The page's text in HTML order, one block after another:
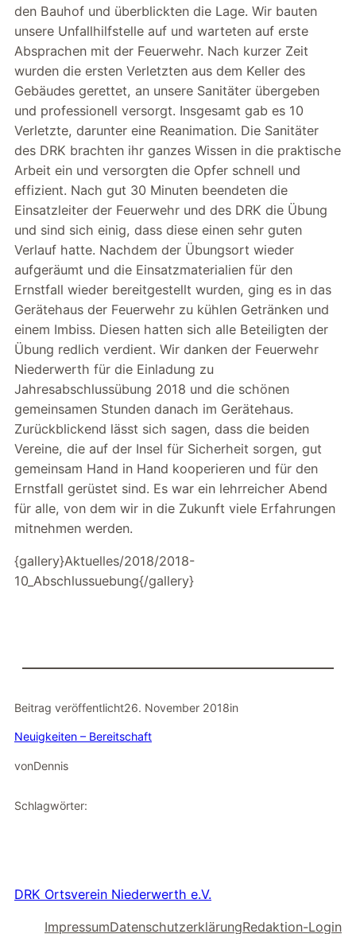
den Bauhof und überblickten die Lage. Wir bauten
unsere Unfallhilfstelle auf und warteten auf erste
Absprachen mit der Feuerwehr. Nach kurzer Zeit
wurden die ersten Verletzten aus dem Keller des
Gebäudes gerettet, an unsere Sanitäter übergeben
und professionell versorgt. Insgesamt gab es 10
Verletzte, darunter eine Reanimation. Die Sanitäter
des DRK brachten ihr ganzes Wissen in die praktische
Arbeit ein und versorgten die Opfer schnell und
effizient. Nach gut 30 Minuten beendeten die
Einsatzleiter der Feuerwehr und des DRK die Übung
und sind sich einig, dass diese einen sehr guten
Verlauf hatte. Nachdem der Übungsort wieder
aufgeräumt und die Einsatzmaterialien für den
Ernstfall wieder bereitgestellt wurden, ging es in das
Gerätehaus der Feuerwehr zu kühlen Getränken und
einem Imbiss. Diesen hatten sich alle Beteiligten der
Übung redlich verdient. Wir danken der Feuerwehr
Niederwerth für die Einladung zu
Jahresabschlussübung 2018 und die schönen
gemeinsamen Stunden danach im Gerätehaus.
Zurückblickend lässt sich sagen, dass die beiden
Vereine, die auf der Insel für Sicherheit sorgen, gut
gemeinsam Hand in Hand kooperieren und für den
Ernstfall gerüstet sind. Es war ein lehrreicher Abend
für alle, von dem wir in die Zukunft viele Erfahrungen
mitnehmen werden.
{gallery}Aktuelles/2018/2018-
10_Abschlussuebung{/gallery}
Beitrag veröffentlicht26. November 2018in
Neuigkeiten – Bereitschaft
vonDennis
Schlagwörter:
DRK Ortsverein Niederwerth e.V.
ImpressumDatenschutzerklärungRedaktion-Login